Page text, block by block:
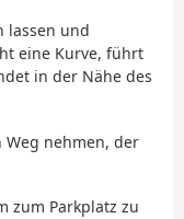
lassen und
eine Kurve, führt
in der Nähe des
Weg nehmen, der
zum Parkplatz zu